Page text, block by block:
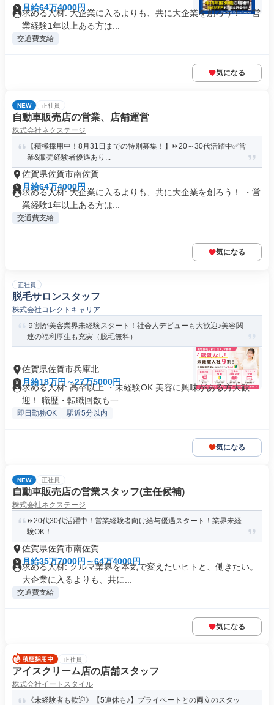
月給64万4000円
求める人材: 大企業に入るよりも、共に大企業を創ろう！ ・営
業経験1年以上ある方は...
交通費支給
気になる
NEW 正社員
自動車販売店の営業、店舗運営
株式会社ネクステージ
【積極採用中！8月31日までの特別募集！】⏩️20～30代活躍中✅営
業&販売経験者優遇あり...
佐賀県佐賀市南佐賀
月給64万4000円
求める人材: 大企業に入るよりも、共に大企業を創ろう！ ・営
業経験1年以上ある方は...
交通費支給
気になる
正社員
脱毛サロンスタッフ
株式会社コレクトキャリア
９割が美容業界未経験スタート！社会人デビューも大歓迎♪美容関
連の福利厚生も充実（脱毛無料）
佐賀県佐賀市兵庫北
月給18万円～27万5000円
求める人材: 高卒以上 ・未経験OK 美容に興味がある方大歓
迎！ 職歴・転職回数も一...
即日勤務OK 駅近5分以内
気になる
NEW 正社員
自動車販売店の営業スタッフ(主任候補)
株式会社ネクステージ
⏩️20代30代活躍中！営業経験者向け給与優遇スタート！業界未経
験OK！
佐賀県佐賀市南佐賀
月給35万7000円～64万4000円
求める人材: クルマ業界を本気で変えたいヒトと、働きたい。
大企業に入るよりも、共に...
交通費支給
気になる
正社員
アイスクリーム店の店舗スタッフ
株式会社イートスタイル
《未経験者も歓迎》【5連休も♪】プライベートとの両立のスタッ